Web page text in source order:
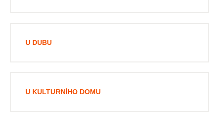
U DUBU
U KULTURNÍHO DOMU